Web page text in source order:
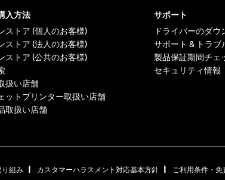
入方法
ストア (個人のお客様)
ストア (法人のお客様)
ストア (公共のお客様)
扱い店舗
ットプリンター取扱い店舗
取扱い店舗
サポート
ドライバーのダウ
サポート & トラ
製品保証期間チェ
セキュリティ情報
り組み | カスタマーハラスメント対応基本方針 | ご利用条件・免